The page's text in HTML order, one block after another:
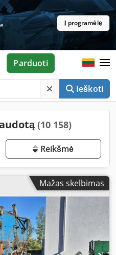
Į programėlę
Ieškoti
Parduoti
(10 158)
Reikšmė
Mažas skelbimas